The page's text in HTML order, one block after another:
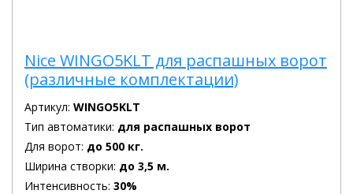
Nice WINGO5KLT для распашных ворот
(различные комплектации)
Артикул: WINGO5KLT
Тип автоматики: для распашных ворот
Для ворот: до 500 кг.
Ширина створки: до 3,5 м.
Интенсивность: 30%